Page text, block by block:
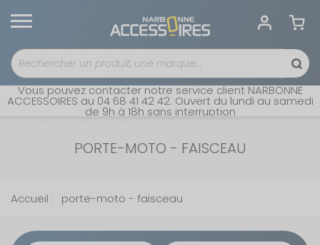
Vous pouvez contacter notre service client NARBONNE
ACCESSOIRES au 04 68 41 42 42. Ouvert du lundi au samedi
de 9h à 18h sans interruption
PORTE-MOTO - FAISCEAU
Accueil porte-moto - faisceau